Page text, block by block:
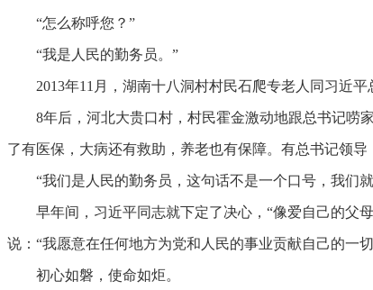
“怎么称呼您？”
“我是人民的勤务员。”
2013年11月，湖南十八洞村村民石爬专老人同习近平
8年后，河北大贵口村，村民霍金激动地跟总书记唠
了有医保，大病还有救助，养老也有保障。有总书记领导
“我们是人民的勤务员，这句话不是一个口号，我们
早年间，习近平同志就下定了决心， “像爱自己的父
说：“我愿意在任何地方为党和人民的事业贡献自己的一
初心如磐，使命如炬。